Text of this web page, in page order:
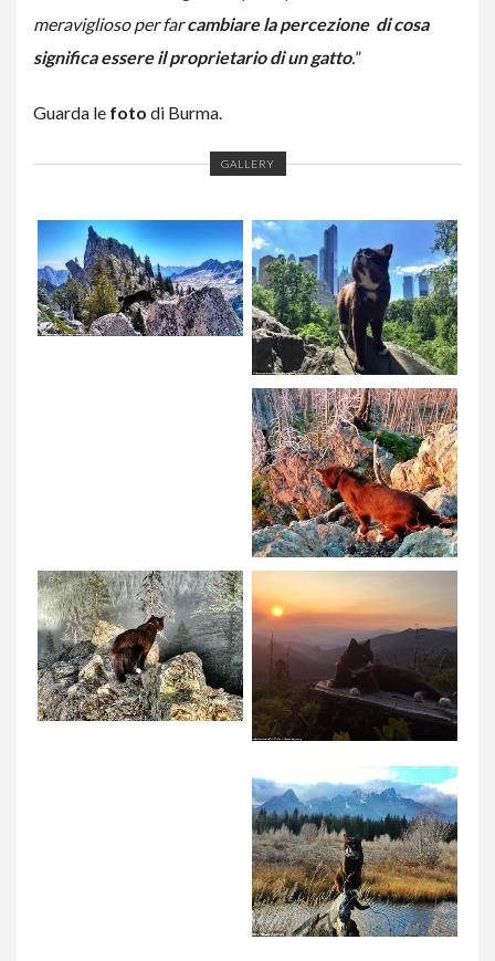
meraviglioso per farcambiare la percezione di cosa
significa essere il proprietario di un gatto.”
Guarda le foto di Burma.
GALLERY